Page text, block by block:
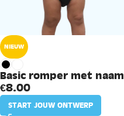
NIEUW
Basic romper met naam
€8.00
START JOUW ONTWERP